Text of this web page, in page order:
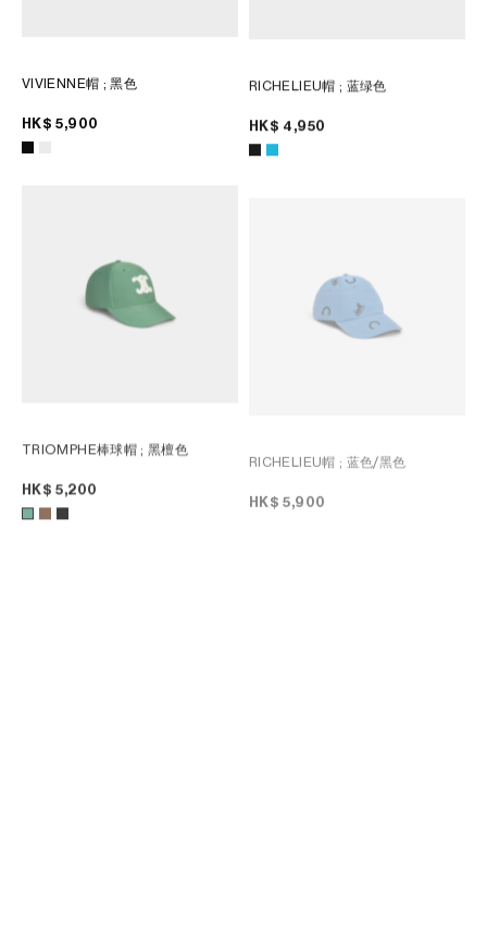
VIVIENNE帽 ; 黑色
HK$ 5,900
RICHELIEU帽 ; 蓝绿色
HK$ 4,950
TRIOMPHE棒球帽 ; 黑檀色
HK$ 5,200
RICHELIEU帽 ; 蓝色/黑色
HK$ 5,900